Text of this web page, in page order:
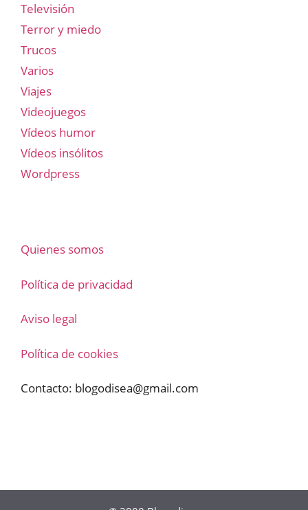
Televisión
Terror y miedo
Trucos
Varios
Viajes
Videojuegos
Vídeos humor
Vídeos insólitos
Wordpress
Quienes somos
Política de privacidad
Aviso legal
Política de cookies
Contacto: blogodisea@gmail.com